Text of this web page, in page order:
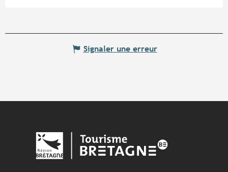
Signaler une erreur